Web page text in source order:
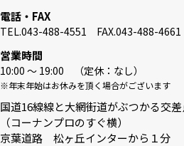
電話・FAX
TEL.043-488-4551 FAX.043-488-4661
営業時間
10:00 〜 19:00 （定休：なし）
※年末年始はお休みを頂く場合がございます
国道16線線と大網街道がぶつかる交
（コーナンプロのすぐ横）
京葉道路 松ヶ丘インターから１分